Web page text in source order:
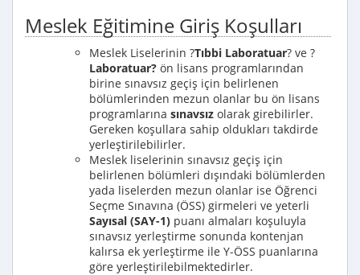
Meslek Eğitimine Giriş Koşulları
Meslek Liselerinin ?Tıbbi Laboratuar? ve ?
Laboratuar? ön lisans programlarından
birine sınavsız geçiş için belirlenen
bölümlerinden mezun olanlar bu ön lisans
programlarına sınavsız olarak girebilirler.
Gereken koşullara sahip oldukları takdirde
yerleştirilebilirler.
Meslek liselerinin sınavsız geçiş için
belirlenen bölümleri dışındaki bölümlerden
yada liselerden mezun olanlar ise Öğrenci
Seçme Sınavına (ÖSS) girmeleri ve yeterli
Sayısal (SAY-1) puanı almaları koşuluyla
sınavsız yerleştirme sonunda kontenjan
kalırsa ek yerleştirme ile Y-ÖSS puanlarına
göre yerleştirilebilmektedirler.